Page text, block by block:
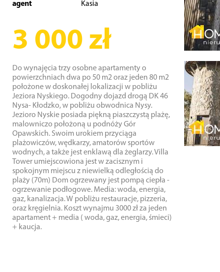
agent Kasia
3 000 zł
Do wynajęcia trzy osobne apartamenty o
powierzchniach dwa po 50 m2 oraz jeden 80 m2
położone w doskonałej lokalizacji w pobliżu
Jeziora Nyskiego. Dogodny dojazd drogą DK 46
Nysa- Kłodzko, w pobliżu obwodnica Nysy.
Jezioro Nyskie posiada piękną piaszczystą plażę,
malowniczo położoną u podnóży Gór
Opawskich. Swoim urokiem przyciąga
plażowiczów, wędkarzy, amatorów sportów
wodnych, a także jest enklawą dla żeglarzy. Villa
Tower umiejscowiona jest w zacisznym i
spokojnym miejscu z niewielką odległością do
plaży (70m) Dom ogrzewany jest pompą ciepła -
ogrzewanie podłogowe. Media: woda, energia,
gaz, kanalizacja. W pobliżu restauracje, pizzeria,
oraz kręgielnia. Koszt wynajmu 3000 zł za jeden
apartament + media ( woda, gaz, energia, śmieci)
+ kaucja.